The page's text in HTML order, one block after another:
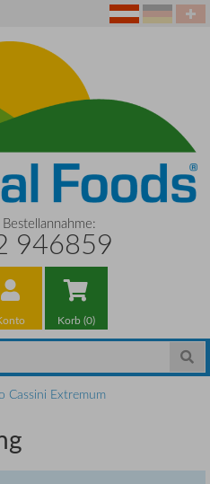
946859
Korb (0)
Cassini Extremum